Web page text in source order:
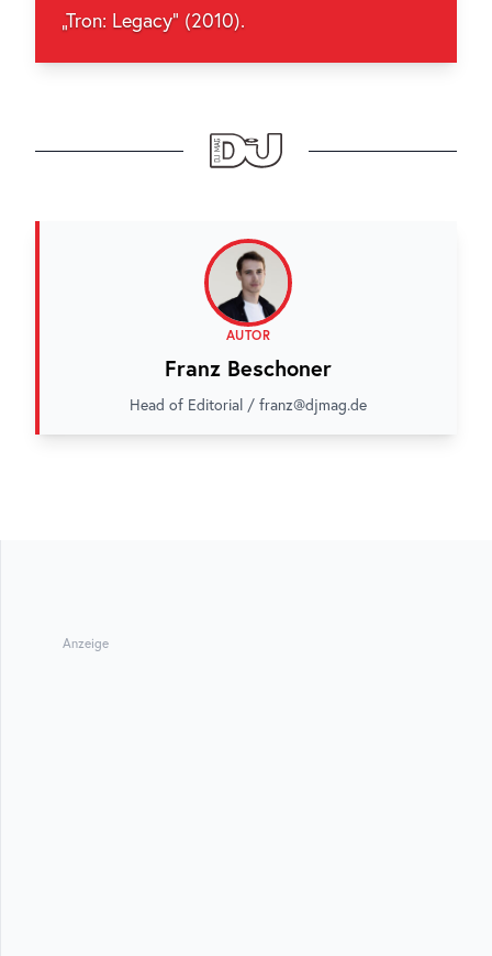
„Tron: Legacy“ (2010).
AUTOR
Franz Beschoner
Head of Editorial / franz@djmag.de
Anzeige